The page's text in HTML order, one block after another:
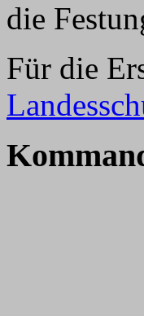
die
Für die
K